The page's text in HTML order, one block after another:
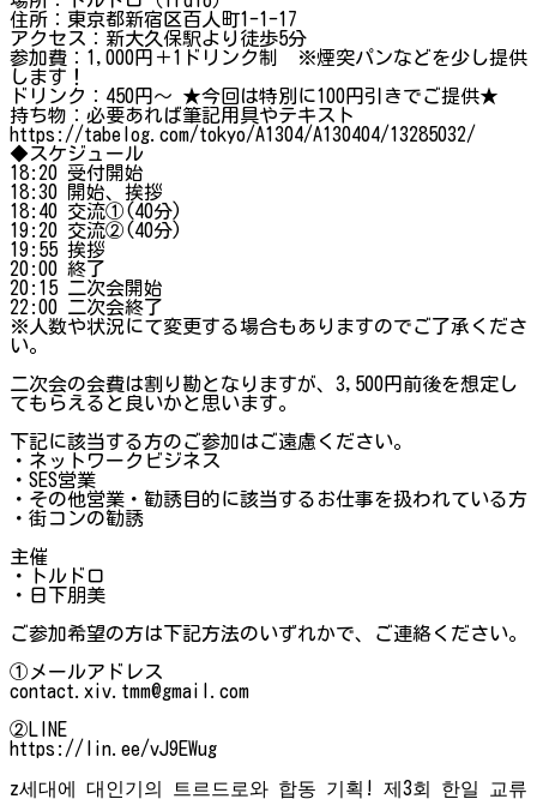
住所：東京都新宿区百人町1-1-17
アクセス：新大久保駅より徒歩5分
参加費：1,000円＋1ドリンク制 ※煙突パンなどを少し提供
します！
ドリンク：450円～ ★今回は特別に100円引きでご提供★
持ち物：必要あれば筆記用具やテキスト
https://tabelog.com/tokyo/A1304/A130404/13285032/
◆スケジュール
18:20 受付開始
18:30 開始、挨拶
18:40 交流①(40分)
19:20 交流②(40分)
19:55 挨拶
20:00 終了
20:15 二次会開始
22:00 二次会終了
※人数や状況にて変更する場合もありますのでご了承くださ
い。
二次会の会費は割り勘となりますが、3,500円前後を想定し
てもらえると良いかと思います。
下記に該当する方のご参加はご遠慮ください。
・ネットワークビジネス
・SES営業
・その他営業・勧誘目的に該当するお仕事を扱われている方
・街コンの勧誘
主催
・トルドロ
・日下朋美
ご参加希望の方は下記方法のいずれかで、ご連絡ください。
①メールアドレス
contact.xiv.tmm@gmail.com
②LINE
https://lin.ee/vJ9EWug
z세대에 대인기의 트르드로와 합동 기획! 제3회 한일 교류